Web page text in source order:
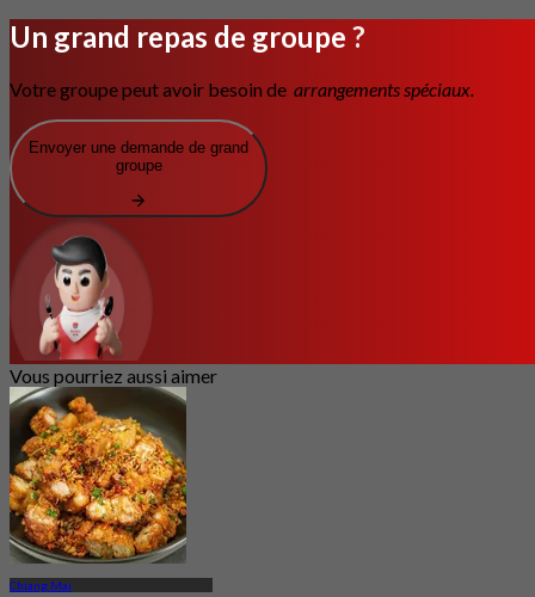
Un grand repas de groupe ?
Votre groupe peut avoir besoin de arrangements spéciaux.
Envoyer une demande de grand
groupe
Vous pourriez aussi aimer
Chiang Mai